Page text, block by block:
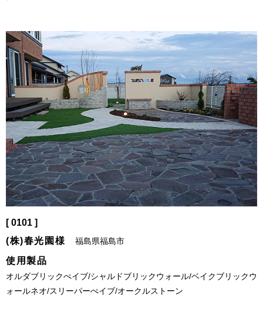
[ 0101 ]
(株)春光園様
福島県福島市
使用製品
オルダブリックぺイブ/シャルドブリックウォール/ベイクブリックウ
ォールネオ/スリーパーぺイブ/オークルストーン